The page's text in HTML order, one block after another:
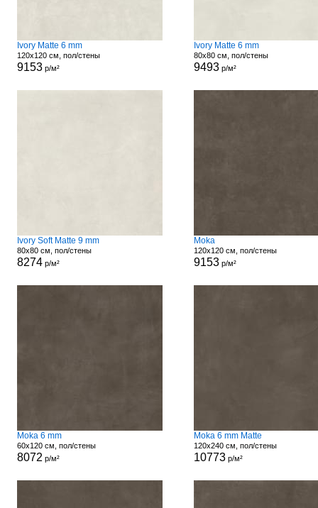
Ivory Matte 6 mm
120x120 см, пол/стены
9153р/м²
Ivory Matte 6 mm
80x80 см, пол/стены
9493р/м²
Ivory Soft Matte 9 mm
80x80 см, пол/стены
8274р/м²
Moka
120x120 см, пол/стены
9153р/м²
Moka 6 mm
60x120 см, пол/стены
8072 р/м²
Moka 6 mm Matte
120x240 см, пол/стены
10773р/м²